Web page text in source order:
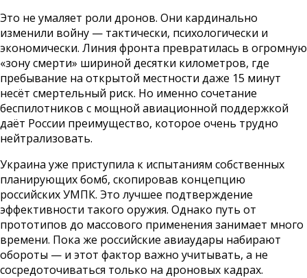
Это не умаляет роли дронов. Они кардинально
изменили войну — тактически, психологически и
экономически. Линия фронта превратилась в огромную
«зону смерти» шириной десятки километров, где
пребывание на открытой местности даже 15 минут
несёт смертельный риск. Но именно сочетание
беспилотников с мощной авиационной поддержкой
даёт России преимущество, которое очень трудно
нейтрализовать.
Украина уже приступила к испытаниям собственных
планирующих бомб, скопировав концепцию
российских УМПК. Это лучшее подтверждение
эффективности такого оружия. Однако путь от
прототипов до массового применения занимает много
времени. Пока же российские авиаудары набирают
обороты — и этот фактор важно учитывать, а не
сосредоточиваться только на дроновых кадрах.